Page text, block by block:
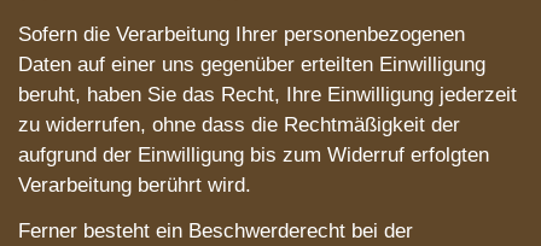
Sofern die Verarbeitung Ihrer personenbezogenen
Daten auf einer uns gegenüber erteilten Einwilligung
beruht, haben Sie das Recht, Ihre Einwilligung jederzeit
zu widerrufen, ohne dass die Rechtmäßigkeit der
aufgrund der Einwilligung bis zum Widerruf erfolgten
Verarbeitung berührt wird.
Ferner besteht ein Beschwerderecht bei der